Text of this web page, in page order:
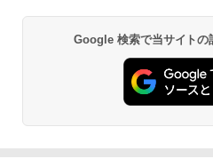
物理実験モ
ダルトンボ
Google 検索で当サイトの